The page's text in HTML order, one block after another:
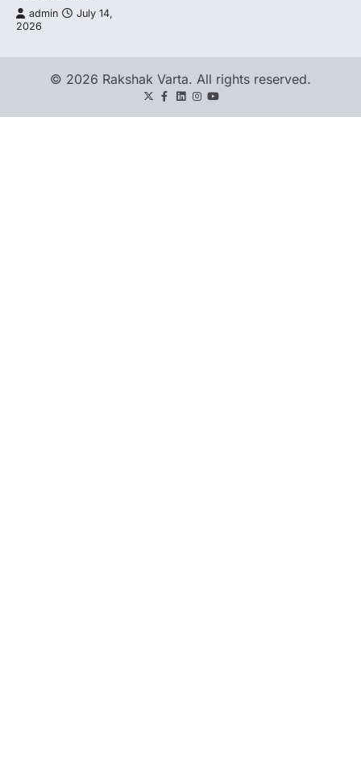
admin
July 14,
2026
© 2026 Rakshak Varta. All rights reserved.
TwitterFacebook
LinkedIn
Instagram
youtube